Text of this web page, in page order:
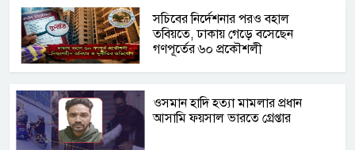
সচিবের নির্দেশনার পরও বহাল
তবিয়তে, ঢাকায় গেড়ে বসেছেন
গণপূর্তের ৬০ প্রকৌশলী
ওসমান হাদি হত্যা মামলার প্রধান
আসামি ফয়সাল ভারতে গ্রেপ্তার